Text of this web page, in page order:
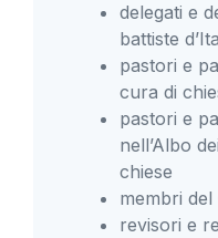
delegati e
battiste
pastori e
cura di
pastori e
nell’Albo
chiese
membri del
revisori e